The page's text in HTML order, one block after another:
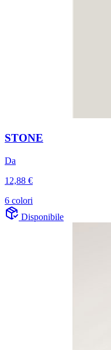
STONE
Da
12,88 €
6 colori
Disponibile